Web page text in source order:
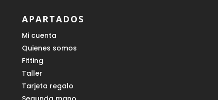
APARTADOS
Mi cuenta
Quienes somos
Fitting
Taller
Tarjeta regalo